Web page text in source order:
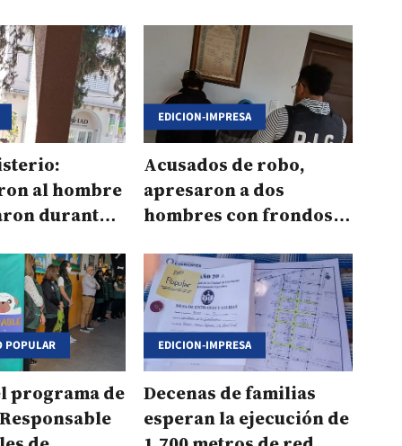
al hombre
durante
EDICION-IMPRESA
Acusados de robo,
apresaron a dos
hombres con frondoso
POPULAR
programa de
EDICION-IMPRESA
Decenas de familias
esperan la ejecución de